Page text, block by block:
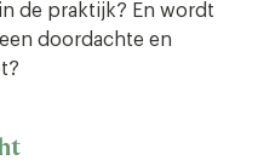
de praktijk? En wordt
doordachte en